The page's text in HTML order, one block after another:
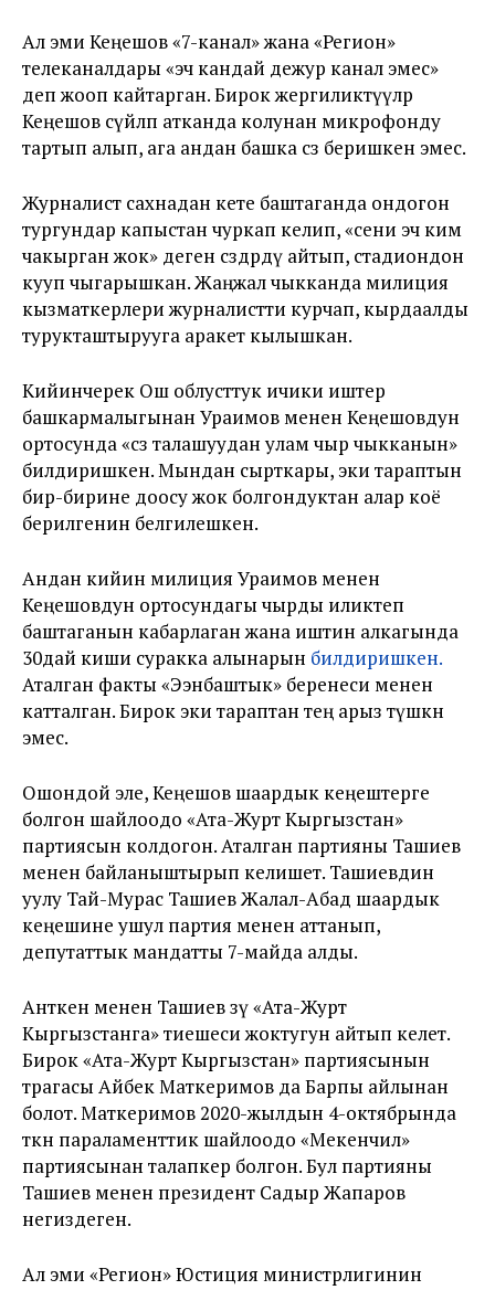
Ал эми Кеңешов «7-канал» жана «Регион»
телеканалдары «эч кандай дежур канал эмес»
деп жооп кайтарган. Бирок жергиликтүүлөр
Кеңешов сүйлөп атканда колунан микрофонду
тартып алып, ага андан башка сөз беришкен эмес.
Журналист сахнадан кете баштаганда ондогон
тургундар капыстан чуркап келип, «сени эч ким
чакырган жок» деген сөздөрдү айтып, стадиондон
кууп чыгарышкан. Жаңжал чыкканда милиция
кызматкерлери журналистти курчап, кырдаалды
турукташтырууга аракет кылышкан.
Кийинчерек Ош облусттук ичики иштер
башкармалыгынан Ураимов менен Кеңешовдун
ортосунда «сөз талашуудан улам чыр чыкканын»
билдиришкен. Мындан сырткары, эки тараптын
бир-бирине доосу жок болгондуктан алар коё
берилгенин белгилешкен.
Андан кийин милиция Ураимов менен
Кеңешовдун ортосундагы чырды иликтеп
баштаганын кабарлаган жана иштин алкагында
30дай киши суракка алынарын билдиришкен.
Аталган факты «Ээнбаштык» беренеси менен
катталган. Бирок эки тараптан тең арыз түшкөн
эмес.
Ошондой эле, Кеңешов шаардык кеңештерге
болгон шайлоодо «Ата-Журт Кыргызстан»
партиясын колдогон. Аталган партияны Ташиев
менен байланыштырып келишет. Ташиевдин
уулу Тай-Мурас Ташиев Жалал-Абад шаардык
кеңешине ушул партия менен аттанып,
депутаттык мандатты 7-майда алды.
Анткен менен Ташиев өзү «Ата-Журт
Кыргызстанга» тиешеси жоктугун айтып келет.
Бирок «Ата-Журт Кыргызстан» партиясынын
төрагасы Айбек Маткеримов да Барпы айлынан
болот. Маткеримов 2020-жылдын 4-октябрында
өткөн параламенттик шайлоодо «Мекенчил»
партиясынан талапкер болгон. Бул партияны
Ташиев менен президент Садыр Жапаров
негиздеген.
Ал эми «Регион» Юстиция министрлигинин